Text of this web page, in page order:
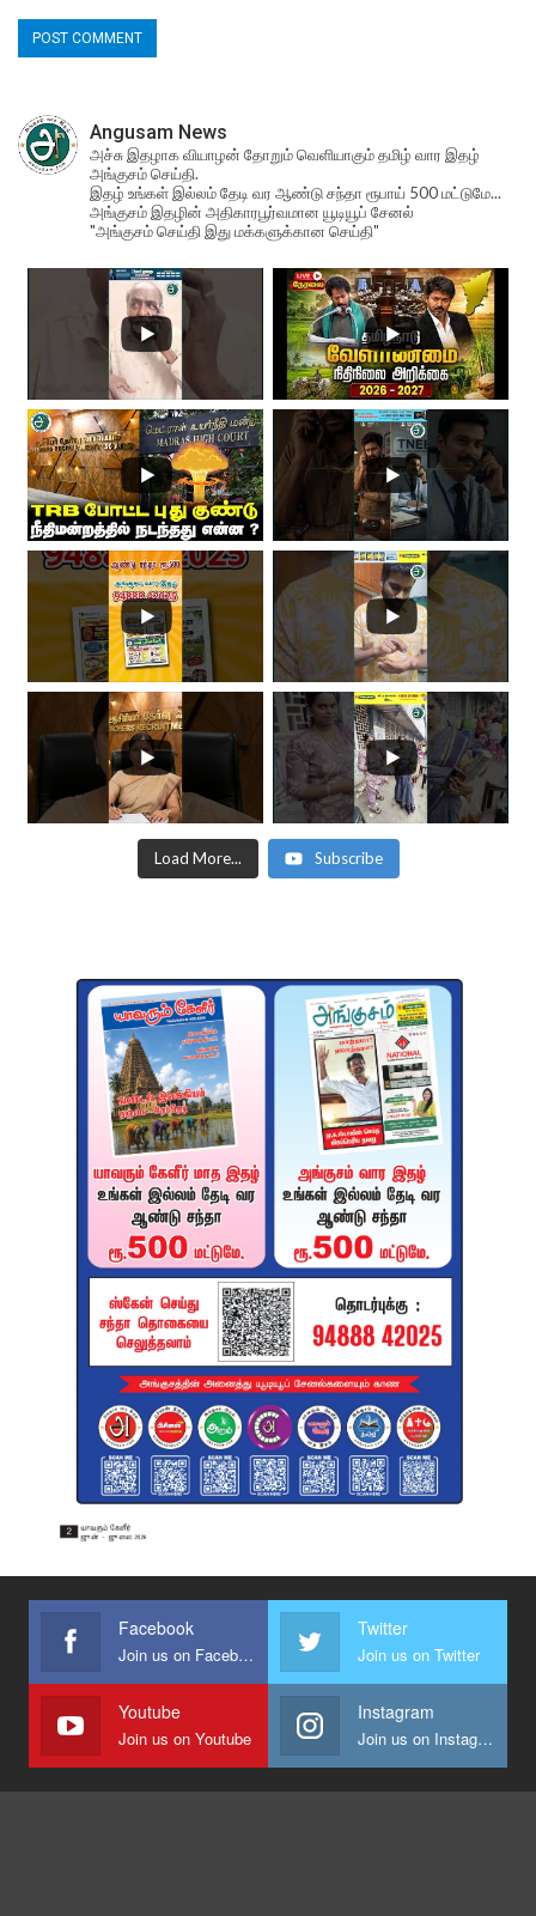
Angusam News
அச்சு இதழாக வியாழன் தோறும் வெளியாகும் தமிழ் வார இதழ்
அங்குசம் செய்தி.
இதழ் உங்கள் இல்லம் தேடி வர ஆண்டு சந்தா ரூபாய் 500 மட்டுமே...
அங்குசம் இதழின் அதிகாரபூர்வமான யூடியூப் சேனல்
"அங்குசம் செய்தி இது மக்களுக்கான செய்தி"
Load More... Subscribe
Facebook
Join us on Facebook
Twitter
Join us on Twitter
Youtube
Join us on Youtube
Instagram
Join us on Instagram